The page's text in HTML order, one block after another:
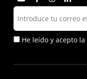
He leído y acepto la